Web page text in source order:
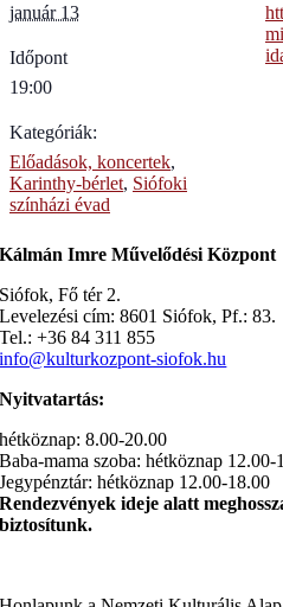
január 13
Időpont
19:00
Kategóriák:
Előadások, koncertek,
Karinthy-bérlet, Siófoki
színházi évad
Kálmán Imre Művelődési Központ
Siófok, Fő tér 2.
Levelezési cím: 8601 Siófok, Pf.: 83.
Tel.: +36 84 311 855
info@kulturkozpont-siofok.hu
Nyitvatartás:
hétköznap: 8.00-20.00
Baba-mama szoba: hétköznap 12.00-
Jegypénztár: hétköznap 12.00-18.00
Rendezvények ideje alatt
biztosítunk.